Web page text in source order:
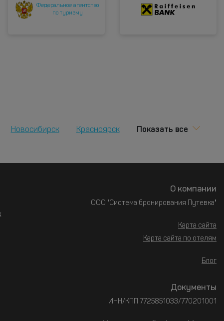
Федеральное агентство
по туризму
Новосибирск Красноярск Показать все
О компании
ООО "Система бронирования Путевка"
Карта сайта
Карта сайта по отелям
Блог
Документы
ИНН/КПП 7725851033/770201001